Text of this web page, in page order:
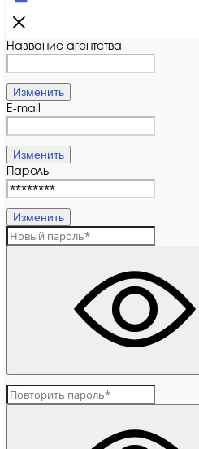
Название агентства
Изменить
E-mail
Изменить
Пароль
Изменить